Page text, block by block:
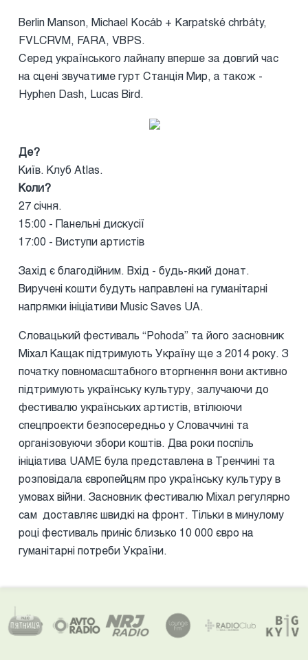
Berlin Manson, Michael Kocáb + Karpatské chrbáty,
FVLCRVM, FARA, VBPS.
Серед українського лайнапу вперше за довгий час
на сцені звучатиме гурт Станція Мир, а також -
Hyphen Dash, Lucas Bird.
Де?
Київ. Клуб Atlas.
Коли?
27 січня.
15:00 - Панельні дискусії
17:00 - Виступи артистів
Захід є благодійним. Вхід - будь-який донат.
Виручені кошти будуть направлені на гуманітарні
напрямки ініціативи Music Saves UA.
Словацький фестиваль “Pohoda” та його засновник
Міхал Кащак підтримують Україну ще з 2014 року. З
початку повномасштабного вторгнення вони активно
підтримують українську культуру, залучаючи до
фестивалю українських артистів, втілюючи
спецпроекти безпосередньо у Словаччині та
організовуючи збори коштів. Два роки поспіль
ініціатива UAME була представлена в Тренчині та
розповідала європейцям про українську культуру в
умовах війни. Засновник фестивалю Міхал регулярно
сам доставляє швидкі на фронт. Тільки в минулому
році фестиваль приніс близько 10 000 євро на
гуманітарні потреби України.